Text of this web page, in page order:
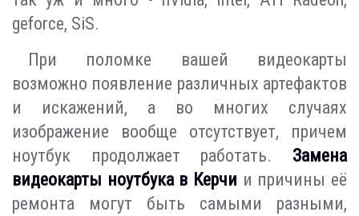
geforce, SiS.
При поломке вашей видеокарты
возможно появление различных артефактов
и искажений, а во многих случаях
изображение вообще отсутствует, причем
ноутбук продолжает работать. Замена
видеокарты ноутбука в Керчи и причины её
ремонта могут быть самыми разными,